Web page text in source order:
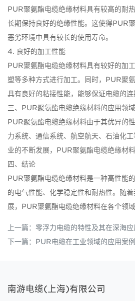
PUR聚氨酯电缆绝缘材料具有较高的耐
长期保持良好的绝缘性能。这使得PUR
恶劣环境中具有较长的使用寿命。
4. 良好的加工性能
PUR聚氨酯电缆绝缘材料具有较好的加
塑等多种方式进行加工。同时，PUR聚
具有良好的粘接性能，能够保证电缆的连
三、PUR聚氨酯电缆绝缘材料的应用领域
PUR聚氨酯电缆绝缘材料由于其优异的
力系统、通信系统、航空航天、石油化
业的不断发展，PUR聚氨酯电缆绝缘材
四、结论
PUR聚氨酯电缆绝缘材料是一种高性能
的电气性能、化学稳定性和耐热性。随
展，PUR聚氨酯电缆绝缘材料在各个领
上一篇： 零浮力电缆的特性及其在深海
下一篇： PUR电缆在工业领域的应用案
南游电缆(上海)有限公司